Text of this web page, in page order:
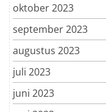
oktober 2023
september 2023
augustus 2023
juli 2023
juni 2023